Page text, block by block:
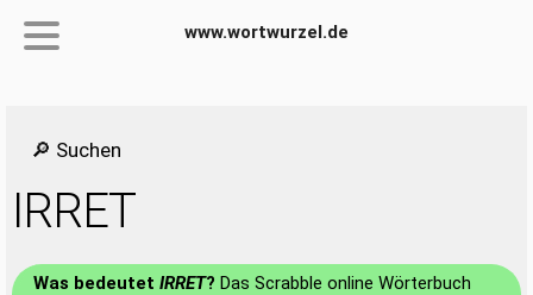
www.wortwurzel.de
🔎 Suchen
IRRET
Was bedeutet IRRET? Das Scrabble online Wörterbuch